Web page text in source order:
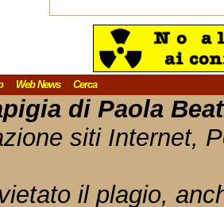
Web News Cerca
di Paola
siti Internet,
il plagio,